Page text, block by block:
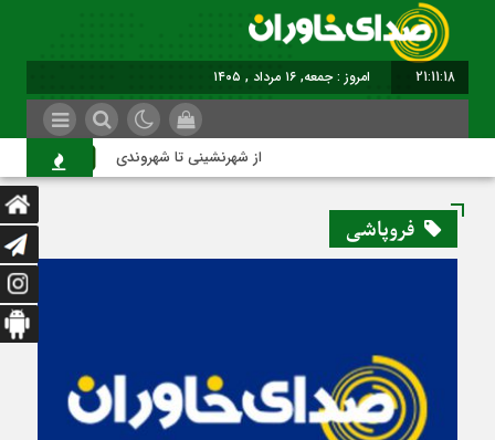
21:11:19 امروز : جمعه, ۱۶ مرداد , ۱۴۰۵
از شهرنشینی تا شهروندی
فروپاشی